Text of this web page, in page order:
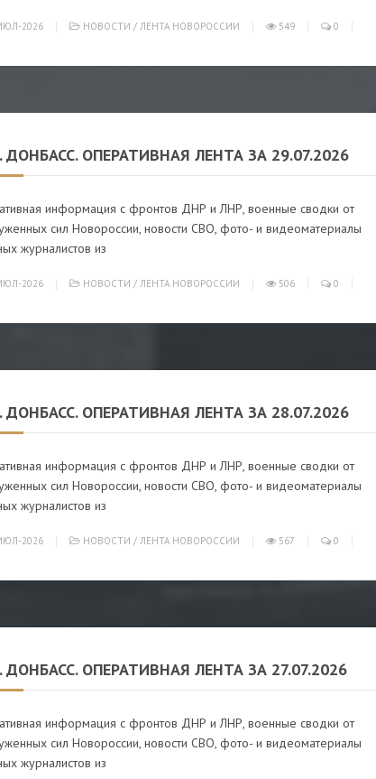
2026 НОВОСТИ / ЛЕНТА НОВОРОССИИ 549 0
ДОНБАСС. ОПЕРАТИВНАЯ ЛЕНТА ЗА 29.07.2026
информация с фронтов ДНР и ЛНР, военные сводки от
сил Новороссии, новости СВО, фото- и видеоматериалы
журналистов из
2026 НОВОСТИ / ЛЕНТА НОВОРОССИИ 506 0
ДОНБАСС. ОПЕРАТИВНАЯ ЛЕНТА ЗА 28.07.2026
информация с фронтов ДНР и ЛНР, военные сводки от
сил Новороссии, новости СВО, фото- и видеоматериалы
журналистов из
2026 НОВОСТИ / ЛЕНТА НОВОРОССИИ 567 0
ДОНБАСС. ОПЕРАТИВНАЯ ЛЕНТА ЗА 27.07.2026
информация с фронтов ДНР и ЛНР, военные сводки от
сил Новороссии, новости СВО, фото- и видеоматериалы
журналистов из